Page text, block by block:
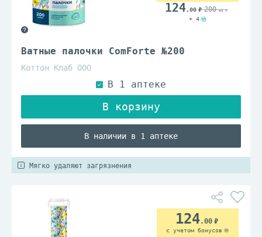
Ватные палочки ComForte №200
Коттон Клаб ООО
В наличии в 1 аптеке
124.00 200.00
+ 4
Мягко удаляют загрязнения
124.00
с учетом бонусов